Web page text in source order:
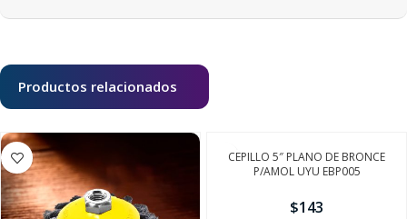
Productos relacionados
CEPILLO 5″ PLANO DE BRONCE
P/AMOL UYU EBP005
$143